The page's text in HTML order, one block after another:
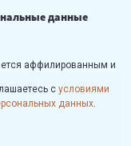
данные
аффилированным и
согласования с
с условиями
данных.